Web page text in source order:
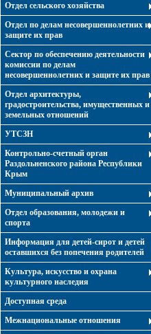
Отдел сельского хозяйства
Отдел по делам несовершеннолетних и
защите их прав
Сектор по обеспечению деятельности
комиссии по делам
несовершеннолетних и защите их прав
Отдел архитектуры,
градостроительства, имущественных и
земельных отношений
УТСЗН
Контрольно-счетный орган
Раздольненского района Республики
Крым
Муниципальный архив
Отдел образования, молодежи и
спорта
Информация для детей-сирот и детей
оставшихся без попечения родителей
Культура, искусство и охрана
культурного наследия
Доступная среда
Межнациональные отношения